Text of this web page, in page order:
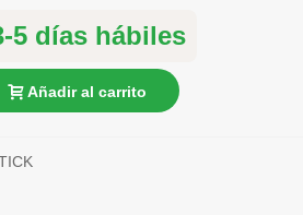
5 días hábiles
Añadir al carrito